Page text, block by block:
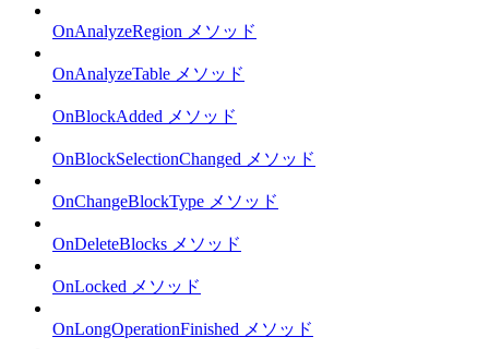
OnAnalyzeRegion メソッド
OnAnalyzeTable メソッド
OnBlockAdded メソッド
OnBlockSelectionChanged メソッド
OnChangeBlockType メソッド
OnDeleteBlocks メソッド
OnLocked メソッド
OnLongOperationFinished メソッド